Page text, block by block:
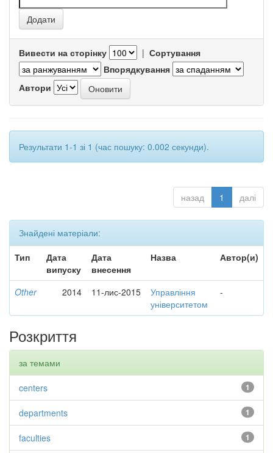
Вивести на сторінку | Сортування
Впорядкування
Автори
Результати 1-1 зі 1 (час пошуку: 0.002 секунди).
назад 1 далі
Знайдені матеріали:
Тип
Дата
випуску
Дата
внесення
Назва Автор(и)
Other 2014 11-лис-2015
Управління
університетом
-
Розкриття
за темами
1
centers
1
departments
1
faculties